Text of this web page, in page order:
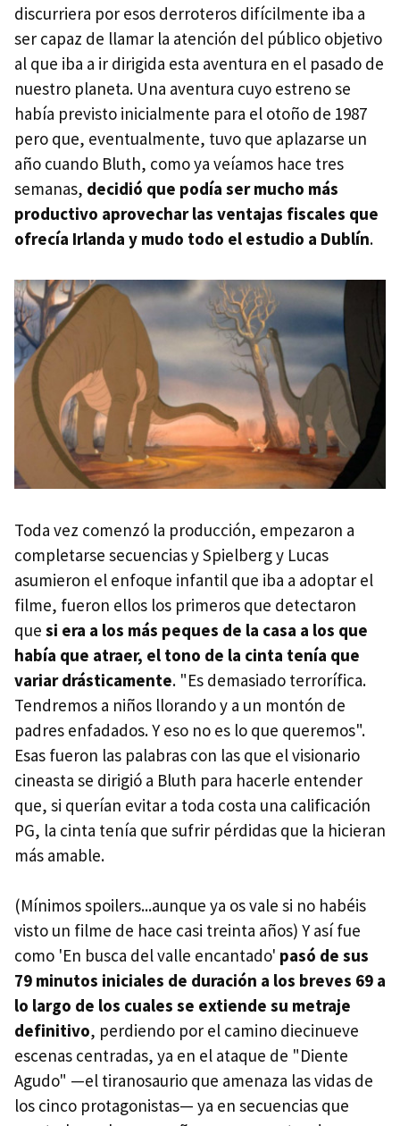
discurriera por esos derroteros difícilmente iba a
ser capaz de llamar la atención del público objetivo
al que iba a ir dirigida esta aventura en el pasado de
nuestro planeta. Una aventura cuyo estreno se
había previsto inicialmente para el otoño de 1987
pero que, eventualmente, tuvo que aplazarse un
año cuando Bluth, como ya veíamos hace tres
semanas, decidió que podía ser mucho más
productivo aprovechar las ventajas fiscales que
ofrecía Irlanda y mudo todo el estudio a Dublín.
Toda vez comenzó la producción, empezaron a
completarse secuencias y Spielberg y Lucas
asumieron el enfoque infantil que iba a adoptar el
filme, fueron ellos los primeros que detectaron
que si era a los más peques de la casa a los que
había que atraer, el tono de la cinta tenía que
variar drásticamente. "Es demasiado terrorífica.
Tendremos a niños llorando y a un montón de
padres enfadados. Y eso no es lo que queremos".
Esas fueron las palabras con las que el visionario
cineasta se dirigió a Bluth para hacerle entender
que, si querían evitar a toda costa una calificación
PG, la cinta tenía que sufrir pérdidas que la hicieran
más amable.
(Mínimos spoilers...aunque ya os vale si no habéis
visto un filme de hace casi treinta años) Y así fue
como 'En busca del valle encantado' pasó de sus
79 minutos iniciales de duración a los breves 69 a
lo largo de los cuales se extiende su metraje
definitivo, perdiendo por el camino diecinueve
escenas centradas, ya en el ataque de "Diente
Agudo" —el tiranosaurio que amenaza las vidas de
los cinco protagonistas— ya en secuencias que